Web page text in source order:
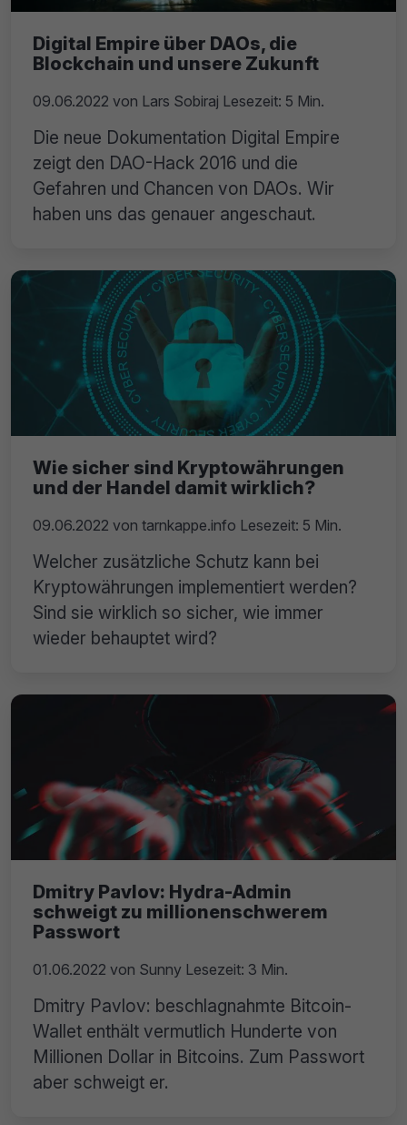
Digital Empire über DAOs, die
Blockchain und unsere Zukunft
09.06.2022 von Lars Sobiraj Lesezeit: 5 Min.
Die neue Dokumentation Digital Empire
zeigt den DAO-Hack 2016 und die
Gefahren und Chancen von DAOs. Wir
haben uns das genauer angeschaut.
Wie sicher sind Kryptowährungen
und der Handel damit wirklich?
09.06.2022 von tarnkappe.info Lesezeit: 5 Min.
Welcher zusätzliche Schutz kann bei
Kryptowährungen implementiert werden?
Sind sie wirklich so sicher, wie immer
wieder behauptet wird?
Dmitry Pavlov: Hydra-Admin
schweigt zu millionenschwerem
Passwort
01.06.2022 von Sunny Lesezeit: 3 Min.
Dmitry Pavlov: beschlagnahmte Bitcoin-
Wallet enthält vermutlich Hunderte von
Millionen Dollar in Bitcoins. Zum Passwort
aber schweigt er.